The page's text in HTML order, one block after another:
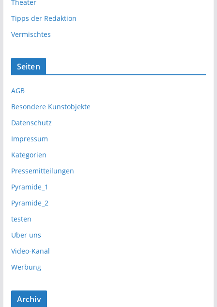
Theater
Tipps der Redaktion
Vermischtes
Seiten
AGB
Besondere Kunstobjekte
Datenschutz
Impressum
Kategorien
Pressemitteilungen
Pyramide_1
Pyramide_2
testen
Über uns
Video-Kanal
Werbung
Archiv